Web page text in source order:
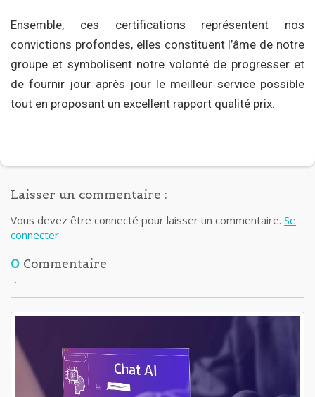
Ensemble, ces certifications représentent nos
convictions profondes, elles constituent l’âme de notre
groupe et symbolisent notre volonté de progresser et
de fournir jour après jour le meilleur service possible
tout en proposant un excellent rapport qualité prix.
Laisser un commentaire :
Vous devez être connecté pour laisser un commentaire. Se
connecter
0 Commentaire
Lisez aussi: